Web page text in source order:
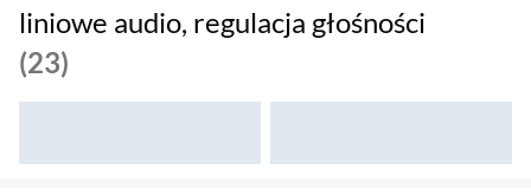
liniowe audio, regulacja głośności
(23)